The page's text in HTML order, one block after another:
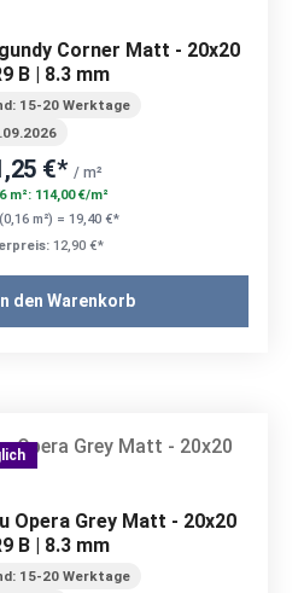
Corner Matt - 20x20
B | 8.3 mm
15-20 Werktage
€* / m²
m²: 114,00 €/m²
m²) = 19,40 €*
12,90 €*
den Warenkorb
Opera Grey Matt - 20x20
B | 8.3 mm
15-20 Werktage